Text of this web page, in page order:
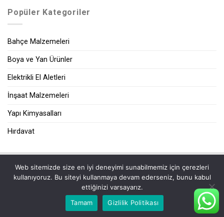
Popüler Kategoriler
Bahçe Malzemeleri
Boya ve Yan Ürünler
Elektrikli El Aletleri
İnşaat Malzemeleri
Yapı Kimyasalları
Hırdavat
|
Zeybek Yapı Market| Tüm Hakları Saklıdır
Web sitemizde size en iyi deneyimi sunabilmemiz için çerezleri
kullanıyoruz. Bu siteyi kullanmaya devam ederseniz, bunu kabul
ettiğinizi varsayarız.
Tamam
Gizlilik Politikası